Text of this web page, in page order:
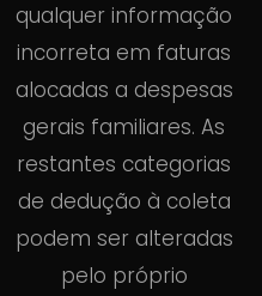
qualquer informação
incorreta em faturas
alocadas a despesas
gerais familiares. As
restantes categorias
de dedução à coleta
podem ser alteradas
pelo próprio